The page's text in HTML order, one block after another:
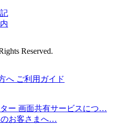
Reserved.
へ ご利用ガイド
ー 画面共有サービスにつ…
のお客さまへ…